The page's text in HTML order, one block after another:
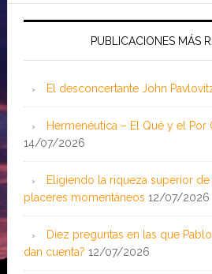
PUBLICACIONES MÁS
El desconcertante John
Hermenéutica – El Qué y el Por
14/07/2026
Eligiendo la riqueza superior
placeres momentáneos 12/07/2026
Diez preguntas en las que
dan cuenta? 12/07/2026